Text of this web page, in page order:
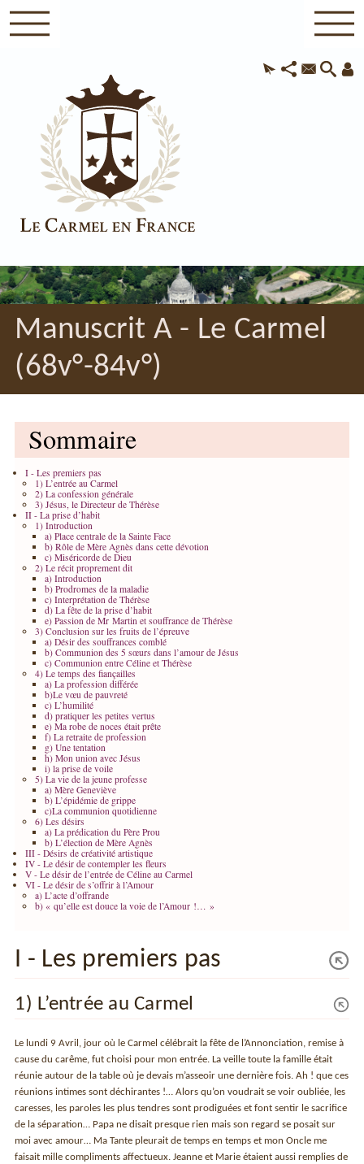
Manuscrit A - Le Carmel
(68v°-84v°)
Sommaire
I - Les premiers pas
1) L’entrée au Carmel
2) La confession générale
3) Jésus, le Directeur de Thérèse
II - La prise d’habit
1) Introduction
a) Place centrale de la Sainte Face
b) Rôle de Mère Agnès dans cette dévotion
c) Miséricorde de Dieu
2) Le récit proprement dit
a) Introduction
b) Prodromes de la maladie
c) Interprétation de Thérèse
d) La fête de la prise d’habit
e) Passion de Mr Martin et souffrance de Thérèse
3) Conclusion sur les fruits de l’épreuve
a) Désir des souffrances comblé
b) Communion des 5 sœurs dans l’amour de Jésus
c) Communion entre Céline et Thérèse
4) Le temps des fiançailles
a) La profession différée
b)Le vœu de pauvreté
c) L’humilité
d) pratiquer les petites vertus
e) Ma robe de noces était prête
f) La retraite de profession
g) Une tentation
h) Mon union avec Jésus
i) la prise de voile
5) La vie de la jeune professe
a) Mère Geneviève
b) L’épidémie de grippe
c)La communion quotidienne
6) Les désirs
a) La prédication du Père Prou
b) L’élection de Mère Agnès
III - Désirs de créativité artistique
IV - Le désir de contempler les fleurs
V - Le désir de l’entrée de Céline au Carmel
VI - Le désir de s’offrir à l’Amour
a) L’acte d’offrande
b) « qu’elle est douce la voie de l’Amour !… »
I - Les premiers pas
1) L’entrée au Carmel
Le lundi 9 Avril, jour où le Carmel célébrait la fête de l’Annonciation, remise à
cause du carême, fut choisi pour mon entrée. La veille toute la famille était
réunie autour de la table où je devais m’asseoir une dernière fois. Ah ! que ces
réunions intimes sont déchirantes !… Alors qu’on voudrait se voir oubliée, les
caresses, les paroles les plus tendres sont prodiguées et font sentir le sacrifice
de la séparation… Papa ne disait presque rien mais son regard se posait sur
moi avec amour… Ma Tante pleurait de temps en temps et mon Oncle me
faisait mille compliments affectueux. Jeanne et Marie étaient aussi remplies de